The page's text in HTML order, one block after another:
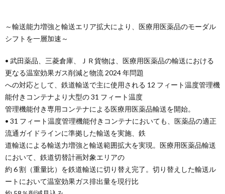
～輸送能力増強と輸送エリア拡大により、医療用医薬品のモーダル
シフトを一層加速～
• 武田薬品、三菱倉庫、ＪＲ貨物は、医療用医薬品の輸送における
更なる温室効果ガス削減と物流 2024 年問題
への対応として、鉄道輸送で主に使用される 12 フィート温度管理機
能付きコンテナより大型の 31 フィート温度
管理機能付き専用コンテナによる医療用医薬品輸送を開始。
• 31 フィート温度管理機能付きコンテナにおいても、医薬品の適正
流通ガイドラインに準拠した輸送を実施、鉄
道輸送による輸送力増強と輸送範囲拡大を実現。医療用医薬品輸送
において、鉄道切替計画対象エリアの
約 6 割（重量比）を鉄道輸送に切り替え完了。切り替えした輸送ル
ートにおいて温室効果ガス排出量を現行比